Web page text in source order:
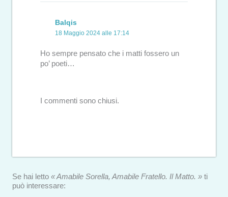
Balqis
18 Maggio 2024 alle 17:14
Ho sempre pensato che i matti fossero un
po’ poeti…
I commenti sono chiusi.
Se hai letto « Amabile Sorella, Amabile Fratello. Il Matto. » ti
può interessare: